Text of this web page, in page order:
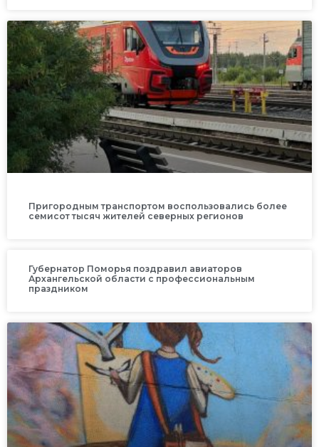
Пригородным транспортом воспользовались более
семисот тысяч жителей северных регионов
Губернатор Поморья поздравил авиаторов
Архангельской области с профессиональным
праздником